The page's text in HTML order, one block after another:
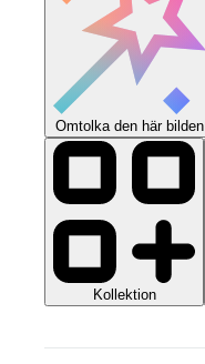
Omtolka den här bilden
Kollektion